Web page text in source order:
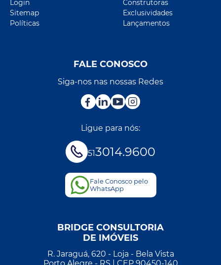
Login
Sitemap
Políticas
Construtoras
Exclusividades
Lançamentos
FALE CONOSCO
Siga-nos nas nossas Redes
Ligue para nós:
513014.9600
Fale Conosco pelo
WhatsApp
BRIDGE CONSULTORIA
DE IMÓVEIS
R. Jaraguá, 620 - Loja - Bela Vista